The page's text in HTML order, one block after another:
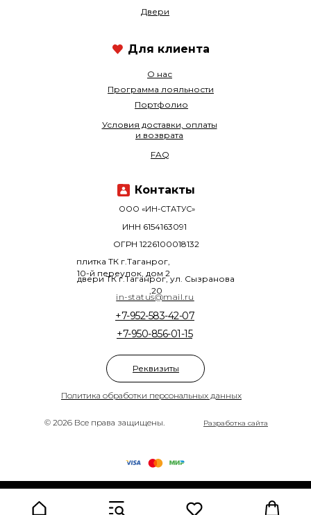
© 2026 Все права защищены.
Политика обработки персональных данных
+7-950-856-01-15
+7-952-583-42-07
О нас
Программа лояльности
Двери
Портфолио
ООО «ИН-СТАТУС»
плитка ТК г.Таганрог,
10-й переулок, дом 2
двери ТК г.Таганрог, ул. Сызранова
,20
ОГРН 1226100018132
ИНН 6154163091
Разработка сайта
Условия доставки, оплаты
и возврата
FAQ
in-status@mail.ru
Контакты
Для клиента
Реквизиты
Made on Tilda